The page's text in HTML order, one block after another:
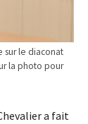
sur le diaconat
la photo pour
a fait